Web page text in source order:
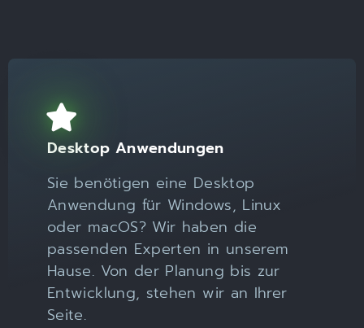
Desktop Anwendungen
Sie benötigen eine Desktop
Anwendung für Windows, Linux
oder macOS? Wir haben die
passenden Experten in unserem
Hause. Von der Planung bis zur
Entwicklung, stehen wir an Ihrer
Seite.